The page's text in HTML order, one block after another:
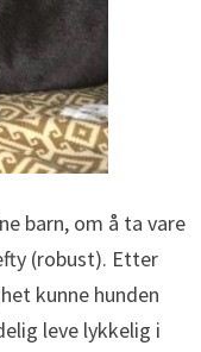
barn, om å ta vare
(robust). Etter
kunne hunden
leve lykkelig i